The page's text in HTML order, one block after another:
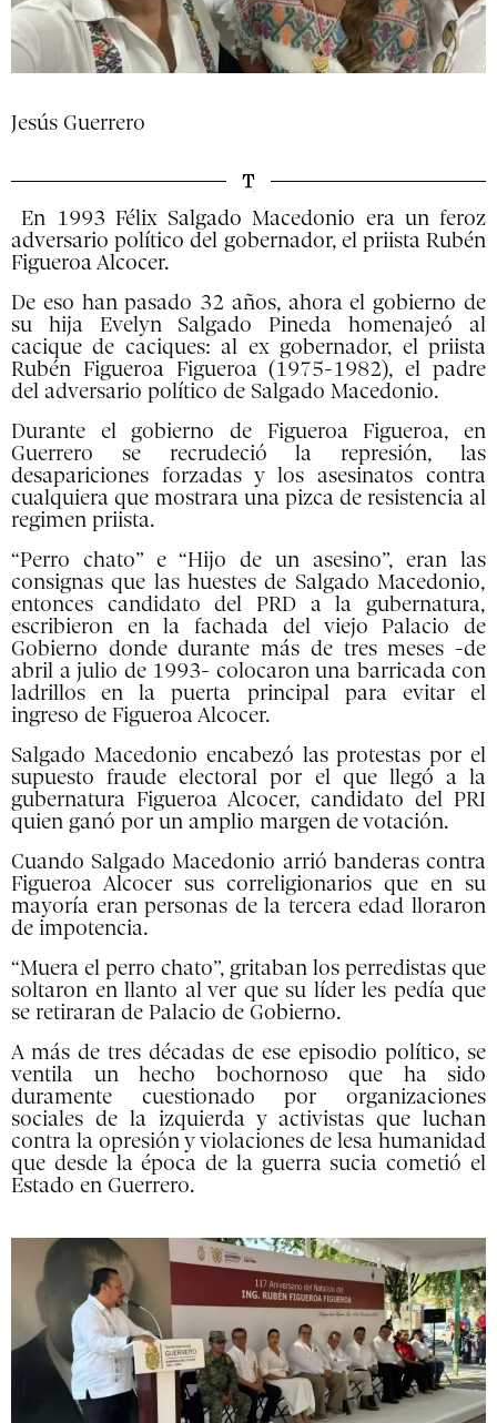
Jesús Guerrero
En 1993 Félix Salgado Macedonio era un feroz
adversario político del gobernador, el priista Rubén
Figueroa Alcocer.
De eso han pasado 32 años, ahora el gobierno de
su hija Evelyn Salgado Pineda homenajeó al
cacique de caciques: al ex gobernador, el priista
Rubén Figueroa Figueroa (1975-1982), el padre
del adversario político de Salgado Macedonio.
Durante el gobierno de Figueroa Figueroa, en
Guerrero se recrudeció la represión, las
desapariciones forzadas y los asesinatos contra
cualquiera que mostrara una pizca de resistencia al
regimen priista.
“Perro chato” e “Hijo de un asesino”, eran las
consignas que las huestes de Salgado Macedonio,
entonces candidato del PRD a la gubernatura,
escribieron en la fachada del viejo Palacio de
Gobierno donde durante más de tres meses -de
abril a julio de 1993- colocaron una barricada con
ladrillos en la puerta principal para evitar el
ingreso de Figueroa Alcocer.
Salgado Macedonio encabezó las protestas por el
supuesto fraude electoral por el que llegó a la
gubernatura Figueroa Alcocer, candidato del PRI
quien ganó por un amplio margen de votación.
Cuando Salgado Macedonio arrió banderas contra
Figueroa Alcocer sus correligionarios que en su
mayoría eran personas de la tercera edad lloraron
de impotencia.
“Muera el perro chato”, gritaban los perredistas que
soltaron en llanto al ver que su líder les pedía que
se retiraran de Palacio de Gobierno.
A más de tres décadas de ese episodio político, se
ventila un hecho bochornoso que ha sido
duramente cuestionado por organizaciones
sociales de la izquierda y activistas que luchan
contra la opresión y violaciones de lesa humanidad
que desde la época de la guerra sucia cometió el
Estado en Guerrero.